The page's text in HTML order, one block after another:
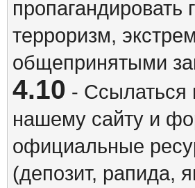
терроризм,
общепринятыми
4.10 - Ссылаться
нашему сайту и
официальные
(депозит, рапида,